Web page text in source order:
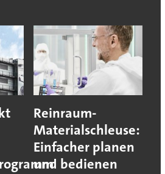
Reinraum-
Materialschleuse:
Einfacher planen
und bedienen